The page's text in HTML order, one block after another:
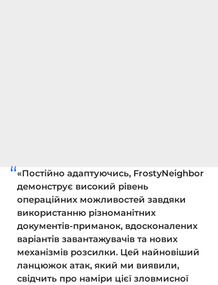
«Постійно адаптуючись, FrostyNeighbor
демонструє високий рівень
операційних можливостей завдяки
використанню різноманітних
документів-приманок, вдосконалених
варіантів завантажувачів та нових
механізмів розсилки. Цей найновіший
ланцюжок атак, який ми виявили,
свідчить про наміри цієї зловмисної